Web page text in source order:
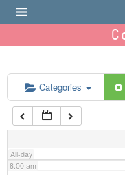
Categories
All-day
6:00 am
7:00 am
8:00 am